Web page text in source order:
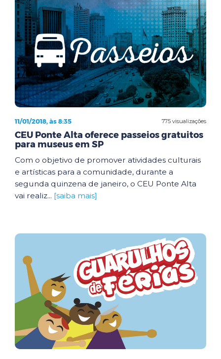
775 visualizações
11/01/2018, às 8:35
CEU Ponte Alta oferece passeios gratuitos
para museus em SP
Com o objetivo de promover atividades culturais
e artísticas para a comunidade, durante a
segunda quinzena de janeiro, o CEU Ponte Alta
vai realiz... [saiba mais]